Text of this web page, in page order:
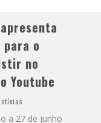
para o
no
Youtube
a 27 de junho